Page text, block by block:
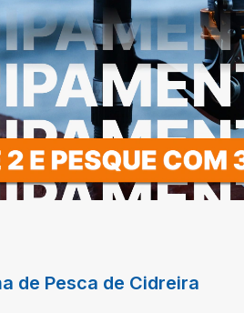
de Pesca de Cidreira